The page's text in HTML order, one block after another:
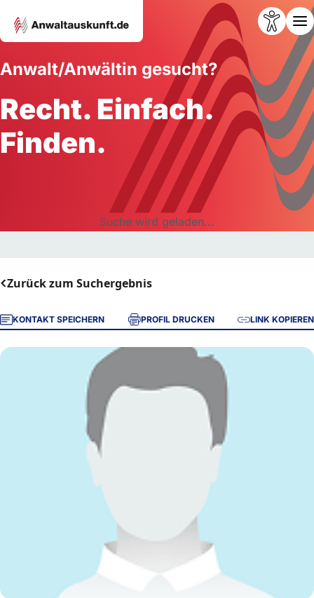
Anwalt/Anwältin gesucht?
Recht. Einfach.
Finden.
Suche wird geladen...
Zurück zum Suchergebnis
KONTAKT SPEICHERN PROFIL DRUCKEN LINK KOPIEREN